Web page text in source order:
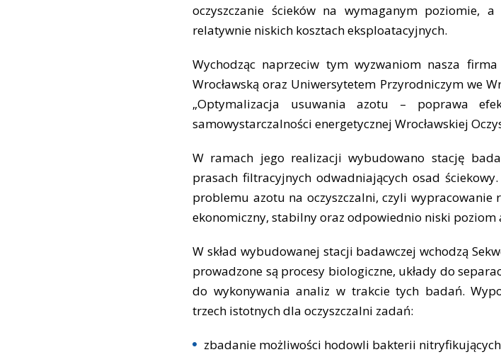
oczyszczanie ścieków na wymaganym
relatywnie niskich kosztach eksploatacyjnych.
Wychodząc naprzeciw tym wyzwaniom nasza
Wrocławską oraz Uniwersytetem Przyrodniczym we
„Optymalizacja usuwania azotu – poprawa
samowystarczalności energetycznej Wrocławskiej
W ramach jego realizacji wybudowano stację
prasach filtracyjnych odwadniających osad
problemu azotu na oczyszczalni, czyli wypracowanie
ekonomiczny, stabilny oraz odpowiednio niski poziom
W skład wybudowanej stacji badawczej wchodzą
prowadzone są procesy biologiczne, układy do
do wykonywania analiz w trakcie tych badań.
trzech istotnych dla oczyszczalni zadań:
zbadanie możliwości hodowli bakterii